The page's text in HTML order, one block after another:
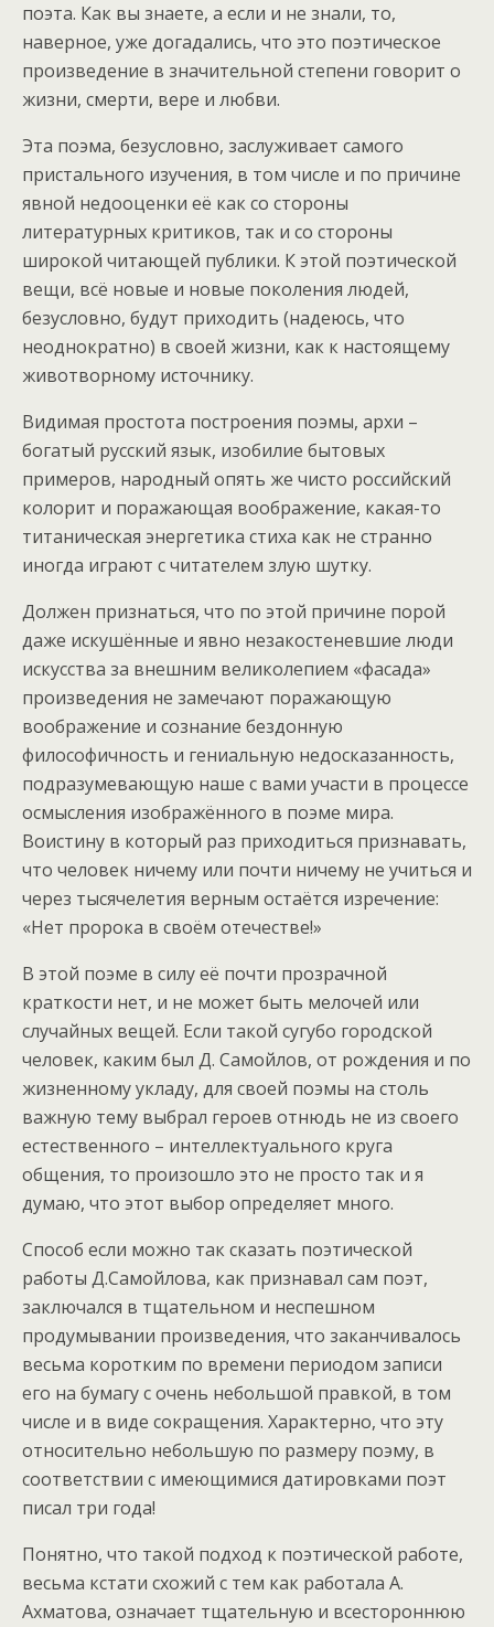
поэта. Как вы знаете, а если и не знали, то,
наверное, уже догадались, что это поэтическое
произведение в значительной степени говорит о
жизни, смерти, вере и любви.
Эта поэма, безусловно, заслуживает самого
пристального изучения, в том числе и по причине
явной недооценки её как со стороны
литературных критиков, так и со стороны
широкой читающей публики. К этой поэтической
вещи, всё новые и новые поколения людей,
безусловно, будут приходить (надеюсь, что
неоднократно) в своей жизни, как к настоящему
животворному источнику.
Видимая простота построения поэмы, архи –
богатый русский язык, изобилие бытовых
примеров, народный опять же чисто российский
колорит и поражающая воображение, какая-то
титаническая энергетика стиха как не странно
иногда играют с читателем злую шутку.
Должен признаться, что по этой причине порой
даже искушённые и явно незакостеневшие люди
искусства за внешним великолепием «фасада»
произведения не замечают поражающую
воображение и сознание бездонную
философичность и гениальную недосказанность,
подразумевающую наше с вами участи в процессе
осмысления изображённого в поэме мира.
Воистину в который раз приходиться признавать,
что человек ничему или почти ничему не учиться и
через тысячелетия верным остаётся изречение:
«Нет пророка в своём отечестве!»
В этой поэме в силу её почти прозрачной
краткости нет, и не может быть мелочей или
случайных вещей. Если такой сугубо городской
человек, каким был Д. Самойлов, от рождения и по
жизненному укладу, для своей поэмы на столь
важную тему выбрал героев отнюдь не из своего
естественного – интеллектуального круга
общения, то произошло это не просто так и я
думаю, что этот выбор определяет много.
Способ если можно так сказать поэтической
работы Д.Самойлова, как признавал сам поэт,
заключался в тщательном и неспешном
продумывании произведения, что заканчивалось
весьма коротким по времени периодом записи
его на бумагу с очень небольшой правкой, в том
числе и в виде сокращения. Характерно, что эту
относительно небольшую по размеру поэму, в
соответствии с имеющимися датировками поэт
писал три года!
Понятно, что такой подход к поэтической работе,
весьма кстати схожий с тем как работала А.
Ахматова, означает тщательную и всестороннюю